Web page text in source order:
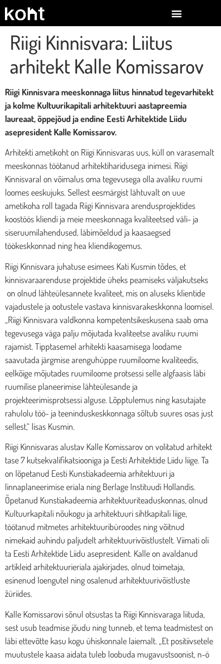
Riigi Kinnisvara: Liitus
arhitekt Kalle Komissarov
Riigi Kinnisvara meeskonnaga liitus hinnatud tegevarhitekt
ja kolme Kultuurikapitali arhitektuuri aastapreemia
laureaat, õppejõud ja endine Eesti Arhitektide Liidu
asepresident Kalle Komissarov.
Arhitekti ametikoht on Riigi Kinnisvaras uus, küll on varasemalt
meeskonnas töötanud arhitektiharidusega inimesi. Riigi
Kinnisvaral on võimalus oma tegevusega olla avaliku ruumi
loomes eeskujuks. Sellest eesmärgist lähtuvalt on uue
ametikoha roll tagada Riigi Kinnisvara arendusprojektides
koostöös kliendi ja meie meeskonnaga kvaliteetsed väli- ja
siseruumilahendused, läbimõeldud ja kaasaegsed
töökeskkonnad ning hea kliendikogemus.
Riigi Kinnisvara juhatuse esimees Kati Kusmin tõdes, et
kinnisvaraarenduse projektide üheks peamiseks väljakutseks
on olnud lähteülesannete kvaliteet, mis on aluseks klientide
vajadustele ja ootustele vastava kinnisvarakeskkonna loomisel.
„Riigi Kinnisvara valdkonna kompetentsikeskusena saab oma
tegevusega väga palju mõjutada kvaliteetse avaliku ruumi
rajamist. Tipptasemel arhitekti kaasamisega loodame
saavutada järgmise arenguhüppe ruumiloome kvaliteedis,
eelkõige mõjutades ruumiloome protsessi selle algfaasis läbi
ruumilise planeerimise lähteülesande ja
projekteerimisprotsessi alguse. Lõpptulemus ning kasutajate
rahulolu töö- ja teeninduskeskkonnaga sõltub suures osas just
sellest,“ lisas Kusmin.
Riigi Kinnisvaras alustav Kalle Komissarov on volitatud arhitekt
tase 7 kutsekvalifikatsiooniga ja Eesti Arhitektide Liidu liige. Ta
on lõpetanud Eesti Kunstiakadeemia arhitektuuri ja
linnaplaneerimise eriala ning Berlage Instituudi Hollandis.
Õpetanud Kunstiakadeemia arhitektuuriteaduskonnas, olnud
Kultuurkapitali nõukogu ja arhitektuuri sihtkapitali liige,
töötanud mitmetes arhitektuuribüroodes ning võitnud
nimekaid auhindu paljudelt arhitektuurivõistlustelt. Viimati oli
ta Eesti Arhitektide Liidu asepresident. Kalle on avaldanud
artikleid arhitektuurieriala ajakirjades, olnud toimetaja,
esinenud loengutel ning osalenud arhitektuurivõistluste
žüriides.
Kalle Komissarovi sõnul otsustas ta Riigi Kinnisvaraga liituda,
sest usub teadmise jõudu ning tunneb, et tema teadmistest on
läbi ettevõtte kasu kogu ühiskonnale laiemalt. „Et positiivsetele
muutustele kaasa aidata tuleb loobuda mugavustsoonist, n-ö